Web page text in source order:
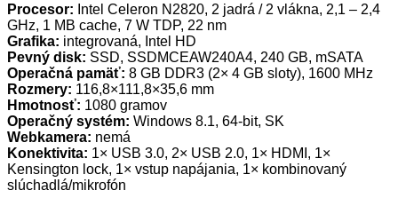
Procesor: Intel Celeron N2820, 2 jadrá / 2 vlákna, 2,1 – 2,4
GHz, 1 MB cache, 7 W TDP, 22 nm
Grafika: integrovaná, Intel HD
Pevný disk: SSD, SSDMCEAW240A4, 240 GB, mSATA
Operačná pamäť: 8 GB DDR3 (2× 4 GB sloty), 1600 MHz
Rozmery: 116,8×111,8×35,6 mm
Hmotnosť: 1080 gramov
Operačný systém: Windows 8.1, 64-bit, SK
Webkamera: nemá
Konektivita: 1× USB 3.0, 2× USB 2.0, 1× HDMI, 1×
Kensington lock, 1× vstup napájania, 1× kombinovaný
slúchadlá/mikrofón